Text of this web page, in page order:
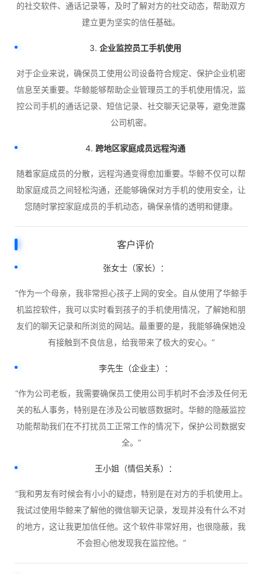
的社交软件、通话记录等，及时了解对方的社交动态，帮助双方
建立更为坚实的信任基础。
3. 企业监控员工手机使用
对于企业来说，确保员工使用公司设备符合规定、保护企业机密
信息至关重要。华鲸能够帮助企业管理员工的手机使用情况，监
控公司手机的通话记录、短信记录、社交聊天记录等，避免泄露
公司机密。
4. 跨地区家庭成员远程沟通
随着家庭成员的分散，远程沟通变得愈加重要。华鲸不仅可以帮
助家庭成员之间轻松沟通，还能够确保对方手机的使用安全，让
您随时掌控家庭成员的手机动态，确保亲情的透明和健康。
客户评价
张女士（家长）：
“作为一个母亲，我非常担心孩子上网的安全。自从使用了华鲸手
机监控软件，我可以实时看到孩子的手机使用情况，了解她和朋
友们的聊天记录和所浏览的网站。最重要的是，我能够确保她没
有接触到不良信息，给我带来了极大的安心。”
李先生（企业主）：
“作为公司老板，我需要确保员工使用公司手机时不会涉及任何无
关的私人事务，特别是在涉及公司敏感数据时。华鲸的隐蔽监控
功能帮助我们在不打扰员工正常工作的情况下，保护公司数据安
全。”
王小姐（情侣关系）：
“我和男友有时候会有小小的疑虑，特别是在对方的手机使用上。
我试过使用华鲸来了解他的微信聊天记录，发现并没有什么不对
的地方，这让我更加信任他。这个软件非常好用，也很隐蔽，我
不会担心他发现我在监控他。”